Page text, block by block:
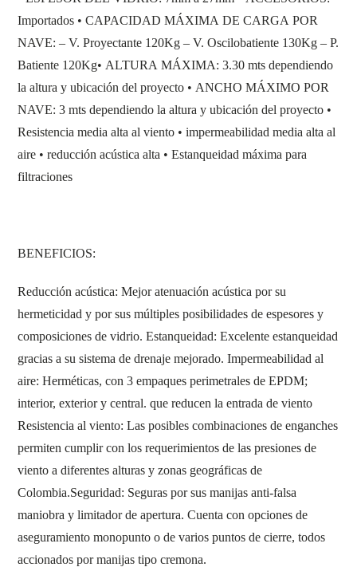
Importados • CAPACIDAD MÁXIMA DE CARGA POR
NAVE: – V. Proyectante 120Kg – V. Oscilobatiente 130Kg – P.
Batiente 120Kg• ALTURA MÁXIMA: 3.30 mts dependiendo
la altura y ubicación del proyecto • ANCHO MÁXIMO POR
NAVE: 3 mts dependiendo la altura y ubicación del proyecto •
Resistencia media alta al viento • impermeabilidad media alta al
aire • reducción acústica alta • Estanqueidad máxima para
filtraciones
BENEFICIOS:
Reducción acústica: Mejor atenuación acústica por su
hermeticidad y por sus múltiples posibilidades de espesores y
composiciones de vidrio.Estanqueidad:Excelente estanqueidad
gracias a su sistema de drenaje mejorado. Impermeabilidad al
aire: Herméticas, con 3 empaques perimetrales de EPDM;
Resistencia al viento:Las posibles combinaciones de enganches
permiten cumplir con los requerimientos de las presiones de
viento a diferentes alturas y zonas geográficas de
Colombia.Seguridad: Seguras por sus manijas anti-falsa
maniobra y limitador de apertura. Cuenta con opciones de
aseguramiento monopunto o de varios puntos de cierre, todos
accionados por manijas tipo cremona.